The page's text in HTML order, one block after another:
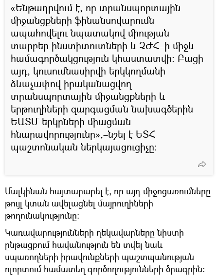
«Ենթադրվում է, որ տրանսպորտային
միջանցքների ֆինանսովարումն
ապահովելու նպատակով միության
տարբեր ինստիտուտների և ՉԺՀ–ի միջև
համագործակցություն կհաստատվի։ Բացի
այդ, կուսումնասիրվի երկկողմանի
ձևաչափով իրականացվող
տրանսպորտային միջանցքների և
երթուղիների զարգացման նախագծերին
ԵԱՏՄ երկրների միացման
հնարավորությունը»,–նշել է ԵՏՀ
պաշտոնական ներկայացուցիչը։
Մալկինան հայտարարել է, որ այդ միջոցառումները
թույլ կտան ավելացնել մայրուղիների
թողունակությունը։
Կառավարությունների ղեկավարները նիստի
ընթացքում հավանություն են տվել նաև
սպառողների իրավունքների պաշտպանության
ոլորտում համատեղ գործողությունների ծրագրին։